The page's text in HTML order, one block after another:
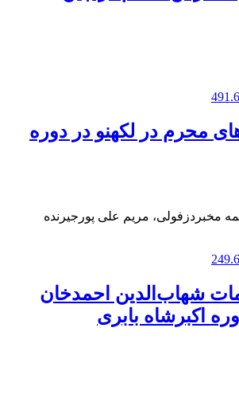
محرم در لکهنو در دوره
مخبردزفولی، مریم علی پورجیرنده
شهاب‌الدین احمدخان
اکبرشاه بابری